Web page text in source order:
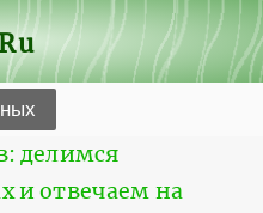
делимся
и отвечаем на